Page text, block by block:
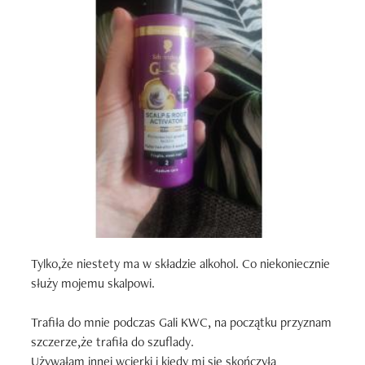
Tylko,że niestety ma w składzie alkohol. Co niekoniecznie
służy mojemu skalpowi.
Trafiła do mnie podczas Gali KWC, na początku przyznam
szczerze,że trafiła do szuflady.
Używałam innej wcierki i kiedy mi się skończyła